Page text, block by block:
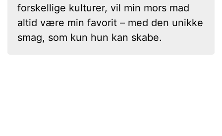
forskellige kulturer, vil min mors mad
altid være min favorit – med den unikke
smag, som kun hun kan skabe.